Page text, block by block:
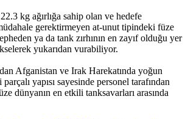
kg ağırlığa sahip olan ve hedefe
gerektirmeyen at-unut tipindeki füze
ya da tank zırhının en zayıf olduğu yer
yukarıdan vurabiliyor.
Afganistan ve Irak Harekatında yoğun
yapısı sayesinde personel tarafından
dünyanın en etkili tanksavarları arasında